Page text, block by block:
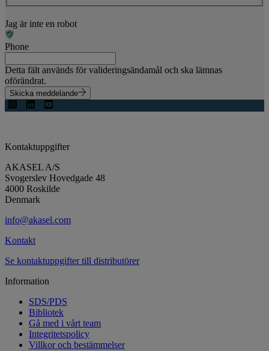
Jag är inte en robot
Phone
Detta fält används för valideringsändamål och ska lämnas
oförändrat.
Skicka meddelande
Kontaktuppgifter
AKASEL A/S
Svogerslev Hovedgade 48
4000 Roskilde
Denmark
info@akasel.com
Kontakt
Se kontaktuppgifter till distributörer
Information
SDS/PDS
Bibliotek
Gå med i vårt team
Integritetspolicy
Villkor och bestämmelser